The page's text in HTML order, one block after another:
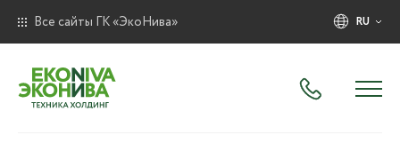
Все сайты ГК «ЭкоНива» RU